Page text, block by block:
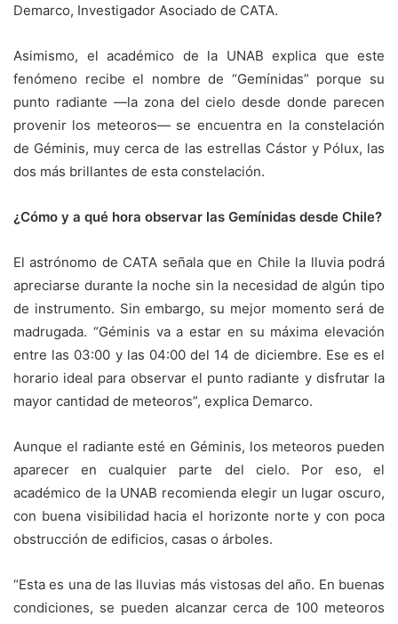
Demarco, Investigador Asociado de CATA.
Asimismo, el académico de la UNAB explica que este
fenómeno recibe el nombre de “Gemínidas” porque su
punto radiante —la zona del cielo desde donde parecen
provenir los meteoros— se encuentra en la constelación
de Géminis, muy cerca de las estrellas Cástor y Pólux, las
dos más brillantes de esta constelación.
¿Cómo y a qué hora observar las Gemínidas desde Chile?
El astrónomo de CATA señala que en Chile la lluvia podrá
apreciarse durante la noche sin la necesidad de algún tipo
de instrumento. Sin embargo, su mejor momento será de
madrugada. “Géminis va a estar en su máxima elevación
entre las 03:00 y las 04:00 del 14 de diciembre. Ese es el
horario ideal para observar el punto radiante y disfrutar la
mayor cantidad de meteoros”, explica Demarco.
Aunque el radiante esté en Géminis, los meteoros pueden
aparecer en cualquier parte del cielo. Por eso, el
académico de la UNAB recomienda elegir un lugar oscuro,
con buena visibilidad hacia el horizonte norte y con poca
obstrucción de edificios, casas o árboles.
“Esta es una de las lluvias más vistosas del año. En buenas
condiciones, se pueden alcanzar cerca de 100 meteoros